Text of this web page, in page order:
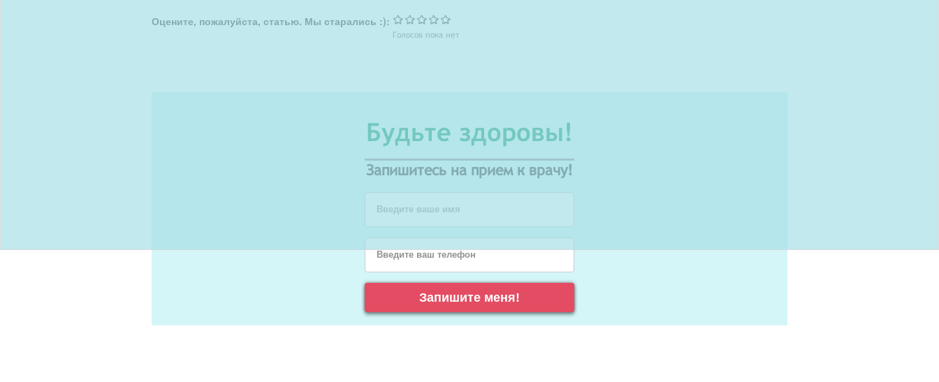
Оцените, пожалуйста, статью. Мы старались :):
Голосов пока нет
Будьте здоровы!
Запишитесь на прием к врачу!
Введите ваше имя
Введите ваш телефон
Запишите меня!